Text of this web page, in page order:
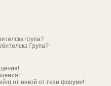
група?
Група?
от някой от тези форуми!